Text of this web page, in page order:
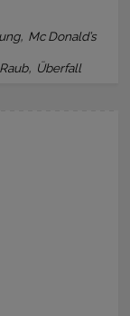
, Mc Donald’s
, Überfall